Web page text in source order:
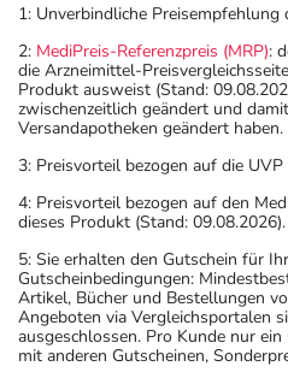
1: Unverbindliche Preisempfehlung
2: MediPreis-Referenzpreis (MRP):
die Arzneimittel-
Produkt ausweist (Stand:
zwischenzeitlich geändert und
Versandapotheken geändert haben.
3: Preisvorteil bezogen auf die
4: Preisvorteil bezogen auf den
dieses Produkt (Stand: 09.08.2026).
5: Sie erhalten den Gutschein für
Gutscheinbedingungen:
Artikel, Bücher und Bestellungen
Angeboten via Vergleichsportalen
ausgeschlossen. Pro Kunde nur
mit anderen Gutscheinen,